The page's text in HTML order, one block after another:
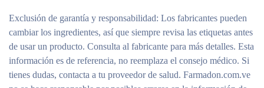
Exclusión de garantía y responsabilidad: Los fabricantes pueden
cambiar los ingredientes, así que siempre revisa las etiquetas antes
de usar un producto. Consulta al fabricante para más detalles. Esta
información es de referencia, no reemplaza el consejo médico. Si
tienes dudas, contacta a tu proveedor de salud. Farmadon.com.ve